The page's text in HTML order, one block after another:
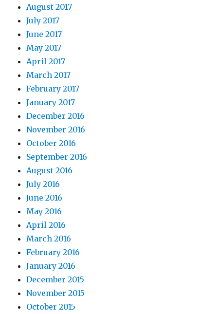
August 2017
July 2017
June 2017
May 2017
April 2017
March 2017
February 2017
January 2017
December 2016
November 2016
October 2016
September 2016
August 2016
July 2016
June 2016
May 2016
April 2016
March 2016
February 2016
January 2016
December 2015
November 2015
October 2015